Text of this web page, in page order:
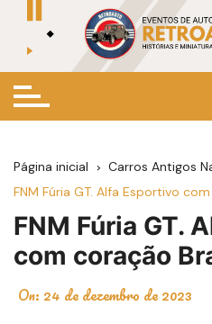
conteúdo
Página inicial
Carros Antigos
FNM Fúria GT. Alfa Esportivo
FNM Fúria GT.
com coração
On: 24 de dezembro de 2023